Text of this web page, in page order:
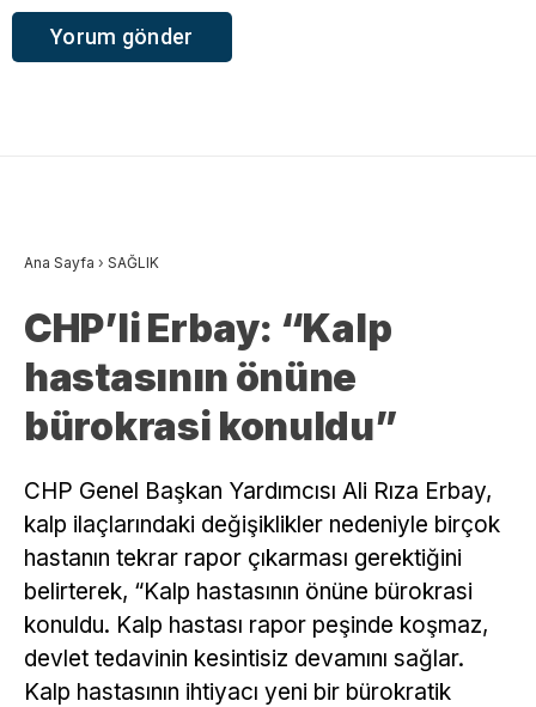
Ana Sayfa › SAĞLIK
CHP’li Erbay: “Kalp
hastasının önüne
bürokrasi konuldu”
CHP Genel Başkan Yardımcısı Ali Rıza Erbay,
kalp ilaçlarındaki değişiklikler nedeniyle birçok
hastanın tekrar rapor çıkarması gerektiğini
belirterek, “Kalp hastasının önüne bürokrasi
konuldu. Kalp hastası rapor peşinde koşmaz,
devlet tedavinin kesintisiz devamını sağlar.
Kalp hastasının ihtiyacı yeni bir bürokratik